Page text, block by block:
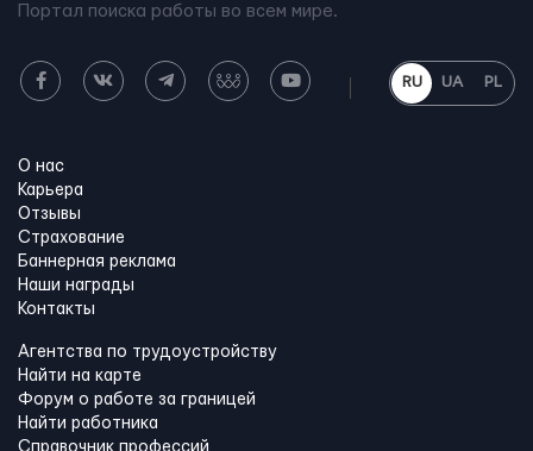
Портал поиска работы во всем мире.
RU UA PL
О нас
Карьера
Отзывы
Страхование
Баннерная реклама
Наши награды
Контакты
Агентства по трудоустройству
Найти на карте
Форум о работе за границей
Найти работника
Справочник профессий